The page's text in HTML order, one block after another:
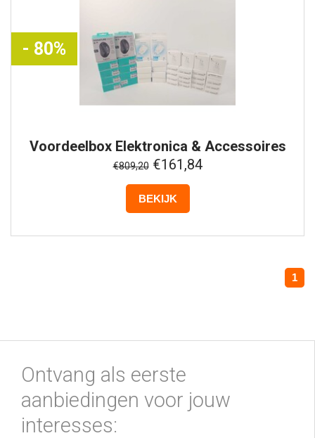
- 80%
VoordeelboxElektronica & Accessoires
#10
€809,20€161,84
BEKIJK
1
Ontvang als eerste
aanbiedingen voor jouw
interesses: